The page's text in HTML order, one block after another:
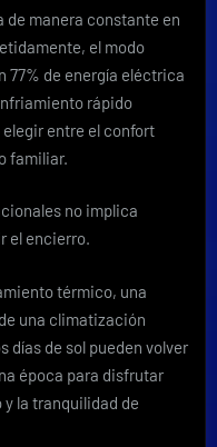
de manera constante en
el modo
77% de energía eléctrica
rápido
entre el confort
familiar.
no implica
el encierro.
térmico, una
una climatización
días de sol pueden volver
época para disfrutar
la tranquilidad de